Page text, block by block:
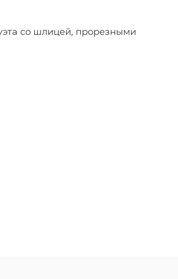
со шлицей, прорезными